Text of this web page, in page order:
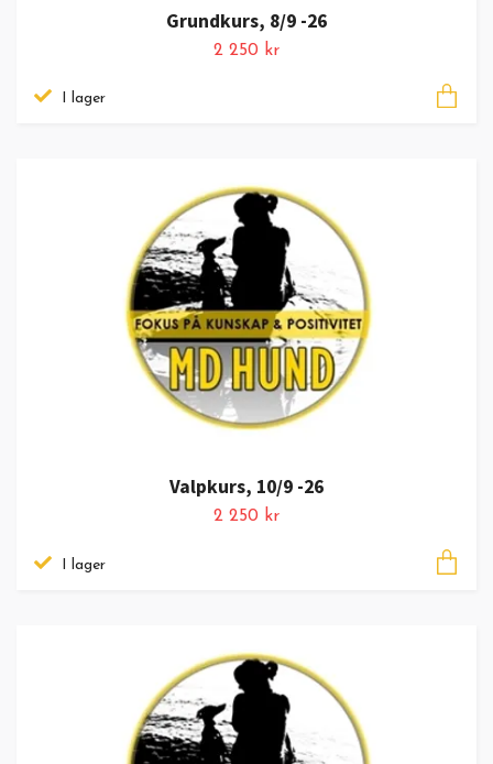
Grundkurs, 8/9 -26
2 250 kr
I lager
Valpkurs, 10/9 -26
2 250 kr
I lager